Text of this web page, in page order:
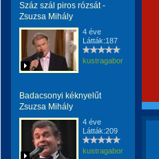
Száz szál piros rózsát -
Zsuzsa Mihály
4 éve
Látták:187
kustragabor
Badacsonyi kéknyelűt
Zsuzsa Mihály
4 éve
Látták:209
kustragabor